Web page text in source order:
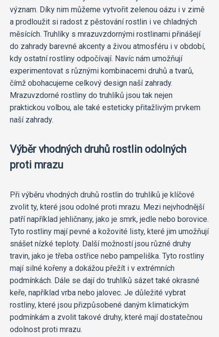
význam. Díky nim můžeme vytvořit zelenou oázu i v zimě
a prodloužit si radost z pěstování rostlin i ve chladných
měsících. Truhlíky s mrazuvzdornými rostlinami přinášejí
do zahrady barevné akcenty a živou atmosféru i v období,
kdy ostatní rostliny odpočívají. Navíc nám umožňují
experimentovat s různými kombinacemi druhů a tvarů,
čímž obohacujeme celkový design naší zahrady.
Mrazuvzdorné rostliny do truhlíků jsou tak nejen
praktickou volbou, ale také esteticky přitažlivým prvkem
naší zahrady.
Výběr vhodných druhů rostlin odolných
proti mrazu
Při výběru vhodných druhů rostlin do truhlíků je klíčové
zvolit ty, které jsou odolné proti mrazu. Mezi nejvhodnější
patří například jehličnany, jako je smrk, jedle nebo borovice.
Tyto rostliny mají pevné a kožovité listy, které jim umožňují
snášet nízké teploty. Další možností jsou různé druhy
travin, jako je třeba ostřice nebo pampeliška. Tyto rostliny
mají silné kořeny a dokážou přežít i v extrémních
podmínkách. Dále se dají do truhlíků sázet také okrasné
keře, například vrba nebo jalovec. Je důležité vybrat
rostliny, které jsou přizpůsobené daným klimatickým
podmínkám a zvolit takové druhy, které mají dostatečnou
odolnost proti mrazu.